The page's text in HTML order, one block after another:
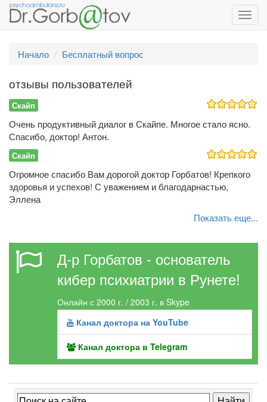
Начало
Бесплатный вопрос
отзывы пользователей
Скайп
Очень продуктивный диалог в Скайпе. Многое стало ясно.
Спасибо, доктор! Антон.
Скайп
Огромное спасибо Вам дорогой доктор Горбатов! Крепкого
здоровья и успехов! С уважением и благодарнастью,
Эллена
Показать еще...
Д-р Горбатов - основатель
кибер психиатрии в Рунете!
Онлайн с 2000 г. / 2003 г. в Skype
Канал доктора на YouTube
Канал доктора в Telegram